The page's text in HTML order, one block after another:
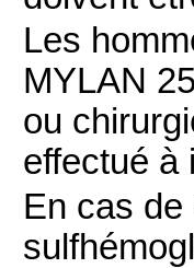
Les
MYLAN
ou
effectué à
En cas